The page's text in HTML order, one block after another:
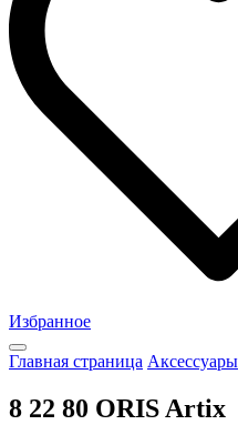
Избранное
Главная страница Аксессуары
8 22 80 ORIS Artix